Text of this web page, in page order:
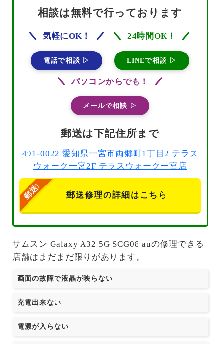
相談は無料で行っております
気軽にOK！
電話で相談 ▷
24時間OK！
LINEで相談 ▷
パソコンからでも！
メールで相談 ▷
郵送は下記住所まで
491-0022 愛知県一宮市両郷町1丁目2 テラス
ウォーク一宮2F テラスウォーク一宮店
郵送修理の詳細はこちら
サムスン Galaxy A32 5G SCG08 auの修理できる
店舗はまだまだ限りがあります。
画面の故障で液晶が映らない
充電出来ない
電源が入らない